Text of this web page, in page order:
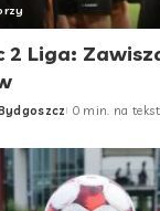
2 Liga:
0 min. na tekst